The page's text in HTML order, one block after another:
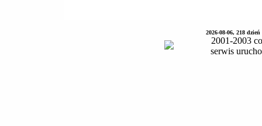
2026-08-06, 218
2001-2003
serwis